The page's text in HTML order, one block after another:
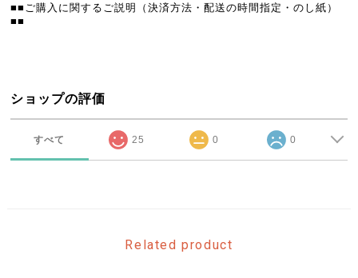
■■ご購入に関するご説明（決済方法・配送の時間指定・のし紙）
■■
ショップの評価
すべて 25 0 0
Related product